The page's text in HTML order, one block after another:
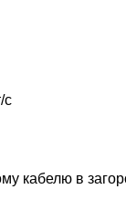
с
кабелю в